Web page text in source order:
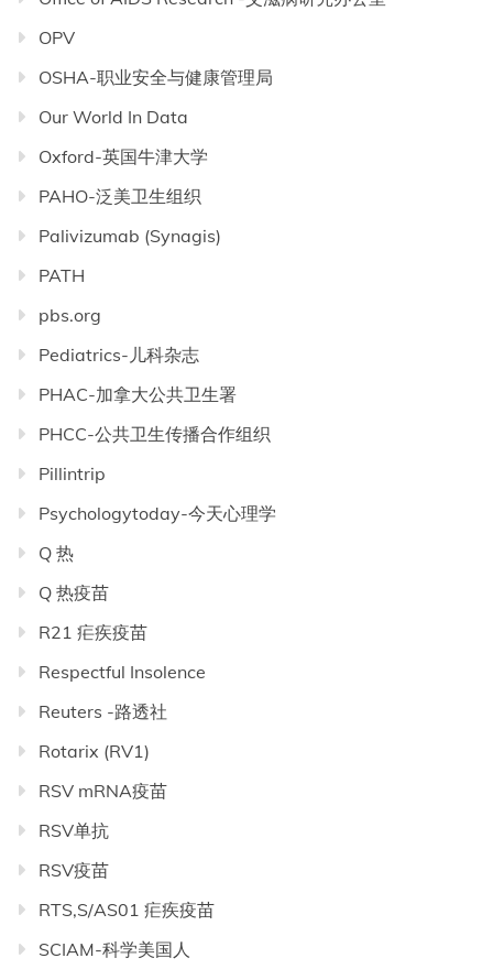
OPV
OSHA-职业安全与健康管理局
Our World In Data
Oxford-英国牛津大学
PAHO-泛美卫生组织
Palivizumab (Synagis)
PATH
pbs.org
Pediatrics-儿科杂志
PHAC-加拿大公共卫生署
PHCC-公共卫生传播合作组织
Pillintrip
Psychologytoday-今天心理学
Q 热
Q 热疫苗
R21 疟疾疫苗
Respectful Insolence
Reuters -路透社
Rotarix (RV1)
RSV mRNA疫苗
RSV单抗
RSV疫苗
RTS,S/AS01 疟疾疫苗
SCIAM-科学美国人